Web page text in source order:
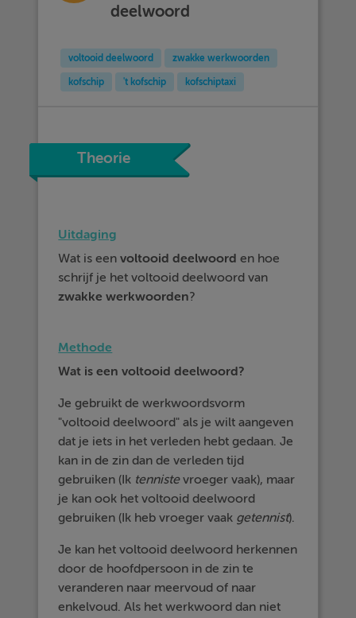
deelwoord
voltooid deelwoord zwakke werkwoorden
kofschip 't kofschip kofschiptaxi
Theorie
Uitdaging
Wat is eenvoltooid deelwoord en hoe
schrijf je het voltooid deelwoord van
zwakke werkwoorden?
Methode
Wat is een voltooid deelwoord?
Je gebruikt de werkwoordsvorm
"voltooid deelwoord" als je wilt aangeven
dat je iets in het verleden hebt gedaan. Je
kan in de zin dan de verleden tijd
gebruiken (Ik tennistevroeger vaak), maar
je kan ook het voltooid deelwoord
gebruiken (Ik heb vroeger vaak getennist).
Je kan het voltooid deelwoord herkennen
door de hoofdpersoon in de zin te
veranderen naar meervoud of naar
enkelvoud. Als het werkwoord dan niet